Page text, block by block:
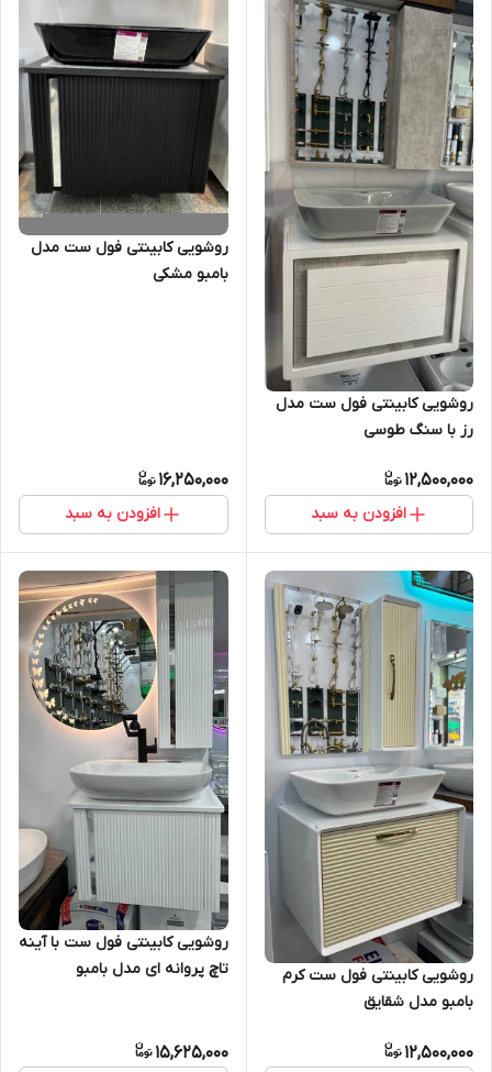
روشویی کابینتی فول ست مدل
رز با سنگ طوسی
12,500,000
افزودن به سبد
روشویی کابینتی فول ست مدل
بامبو مشکی
16,250,000
افزودن به سبد
روشویی کابینتی فول ست کرم
بامبو مدل شقایق
12,500,000
روشویی کابینتی فول ست با آینه
تاچ پروانه ای مدل بامبو
15,625,000